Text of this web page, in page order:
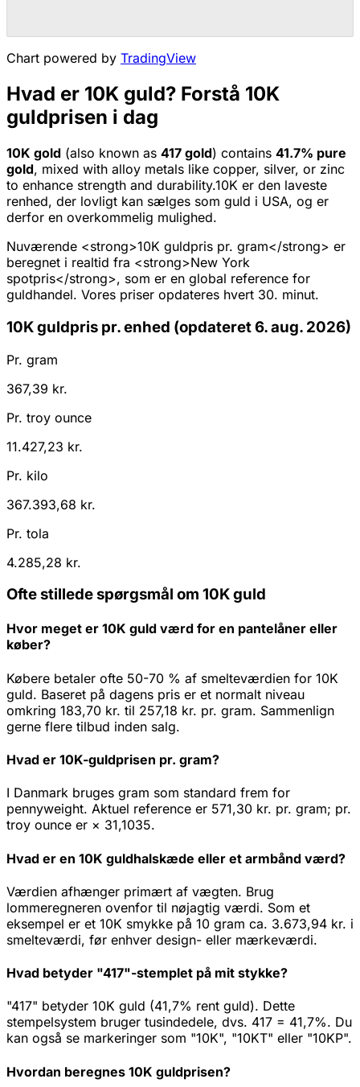
Chart powered by TradingView
Hvad er 10K guld? Forstå 10K
guldprisen i dag
10K gold (also known as 417 gold) contains 41.7% pure
gold, mixed with alloy metals like copper, silver, or zinc
to enhance strength and durability.10K er den laveste
renhed, der lovligt kan sælges som guld i USA, og er
derfor en overkommelig mulighed.
Nuværende <strong>10K guldpris pr. gram</strong> er
beregnet i realtid fra <strong>New York
spotpris</strong>, som er en global reference for
guldhandel. Vores priser opdateres hvert 30. minut.
10K guldpris pr. enhed (opdateret 6. aug. 2026)
Pr. gram
367,39 kr.
Pr. troy ounce
11.427,23 kr.
Pr. kilo
367.393,68 kr.
Pr. tola
4.285,28 kr.
Ofte stillede spørgsmål om 10K guld
Hvor meget er 10K guld værd for en pantelåner eller
køber?
Købere betaler ofte 50-70 % af smelteværdien for 10K
guld. Baseret på dagens pris er et normalt niveau
omkring 183,70 kr. til 257,18 kr. pr. gram. Sammenlign
gerne flere tilbud inden salg.
Hvad er 10K-guldprisen pr. gram?
I Danmark bruges gram som standard frem for
pennyweight. Aktuel reference er 571,30 kr. pr. gram; pr.
troy ounce er × 31,1035.
Hvad er en 10K guldhalskæde eller et armbånd værd?
Værdien afhænger primært af vægten. Brug
lommeregneren ovenfor til nøjagtig værdi. Som et
eksempel er et 10K smykke på 10 gram ca. 3.673,94 kr. i
smelteværdi, før enhver design- eller mærkeværdi.
Hvad betyder "417"-stemplet på mit stykke?
"417" betyder 10K guld (41,7% rent guld). Dette
stempelsystem bruger tusindedele, dvs. 417 = 41,7%. Du
kan også se markeringer som "10K", "10KT" eller "10KP".
Hvordan beregnes 10K guldprisen?